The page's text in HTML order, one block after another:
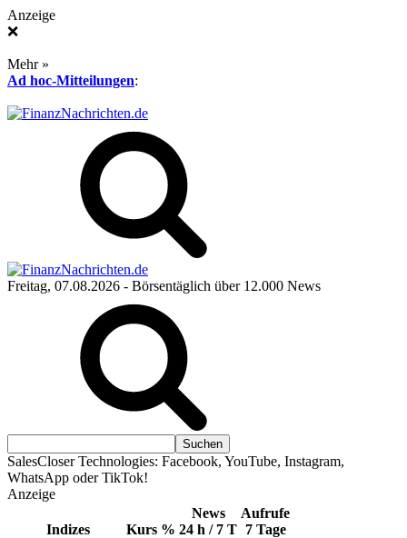
Anzeige
❌
Mehr »
Ad hoc-Mitteilungen:
Freitag, 07.08.2026 - Börsentäglich über 12.000 News
SalesCloser Technologies: Facebook, YouTube, Instagram,
WhatsApp oder TikTok!
Anzeige
Indizes Kurs %
News
24 h / 7 T
Aufrufe
7 Tage